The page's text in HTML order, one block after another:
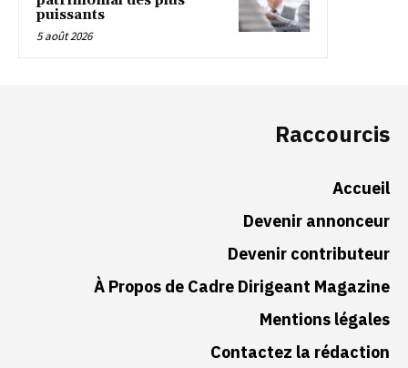
puissants
5 août 2026
Raccourcis
Accueil
Devenir annonceur
Devenir contributeur
À Propos de Cadre Dirigeant Magazine
Mentions légales
Contactez la rédaction